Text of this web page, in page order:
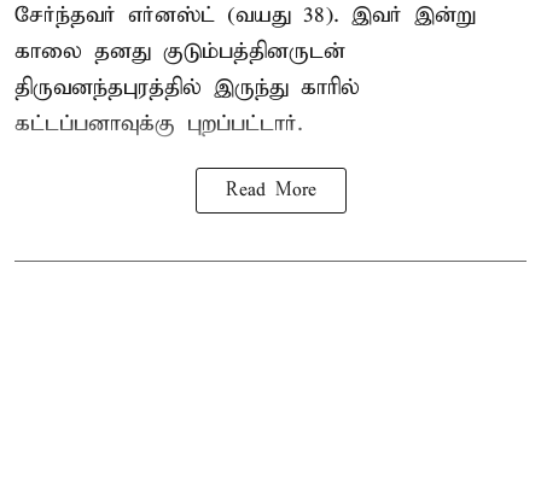
சேர்ந்தவர் எர்னஸ்ட் (வயது 38). இவர் இன்று
காலை தனது குடும்பத்தினருடன்
திருவனந்தபுரத்தில் இருந்து காரில்
கட்டப்பனாவுக்கு புறப்பட்டார்.
Read More